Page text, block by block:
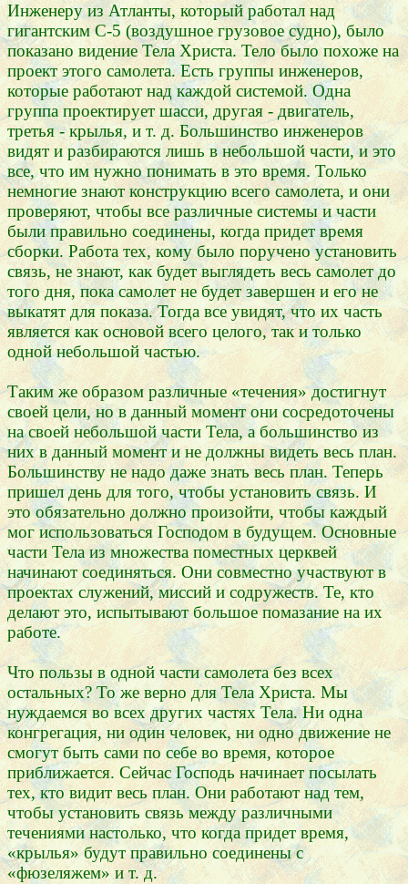
Инженеру из Атланты, который работал над
гигантским С-5 (воздушное грузовое судно), было
показано видение Тела Христа. Тело было похоже на
проект этого самолета. Есть группы инженеров,
которые работают над каждой системой. Одна
группа проектирует шасси, другая - двигатель,
третья - крылья, и т. д. Большинство инженеров
видят и разбираются лишь в небольшой части, и это
все, что им нужно понимать в это время. Только
немногие знают конструкцию всего самолета, и они
проверяют, чтобы все различные системы и части
были правильно соединены, когда придет время
сборки. Работа тех, кому было поручено установить
связь, не знают, как будет выглядеть весь самолет до
того дня, пока самолет не будет завершен и его не
выкатят для показа. Тогда все увидят, что их часть
является как основой всего целого, так и только
одной небольшой частью.
Таким же образом различные «течения» достигнут
своей цели, но в данный момент они сосредоточены
на своей небольшой части Тела, а большинство из
них в данный момент и не должны видеть весь план.
Большинству не надо даже знать весь план. Теперь
пришел день для того, чтобы установить связь. И
это обязательно должно произойти, чтобы каждый
мог использоваться Господом в будущем. Основные
части Тела из множества поместных церквей
начинают соединяться. Они совместно участвуют в
проектах служений, миссий и содружеств. Те, кто
делают это, испытывают большое помазание на их
работе.
Что пользы в одной части самолета без всех
остальных? То же верно для Тела Христа. Мы
нуждаемся во всех других частях Тела. Ни одна
конгрегация, ни один человек, ни одно движение не
смогут быть сами по себе во время, которое
приближается. Сейчас Господь начинает посылать
тех, кто видит весь план. Они работают над тем,
чтобы установить связь между различными
течениями настолько, что когда придет время,
«крылья» будут правильно соединены с
«фюзеляжем» и т. д.